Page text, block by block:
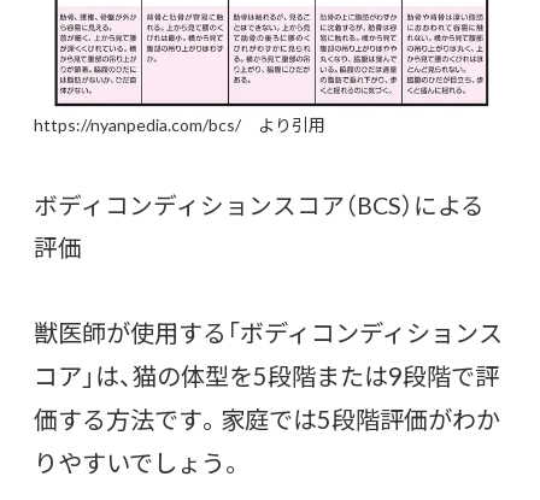
https://nyanpedia.com/bcs/ より引用
ボディコンディションスコア（BCS）による
評価
獣医師が使用する「ボディコンディションス
コア」は、猫の体型を5段階または9段階で評
価する方法です。家庭では5段階評価がわか
りやすいでしょう。